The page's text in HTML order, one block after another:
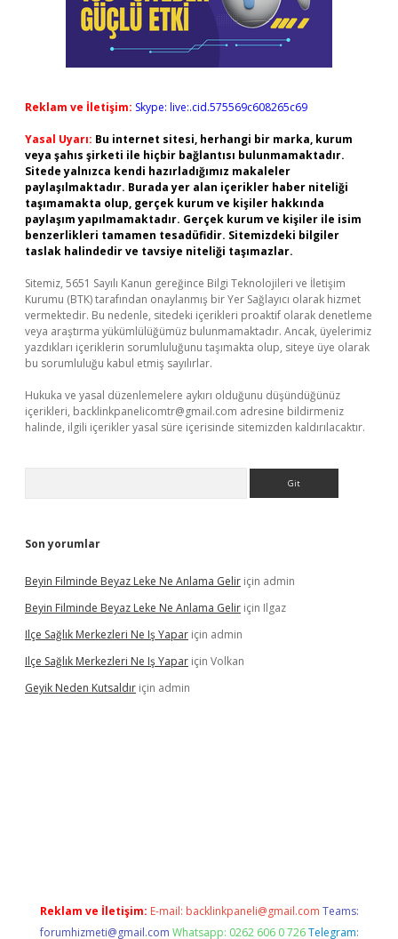
Reklam ve İletişim: Skype: live:.cid.575569c608265c69
Yasal Uyarı: Bu internet sitesi, herhangi bir marka, kurum
veya şahıs şirketi ile hiçbir bağlantısı bulunmamaktadır.
Sitede yalnızca kendi hazırladığımız makaleler
paylaşılmaktadır. Burada yer alan içerikler haber niteliği
taşımamakta olup, gerçek kurum ve kişiler hakkında
paylaşım yapılmamaktadır. Gerçek kurum ve kişiler ile isim
benzerlikleri tamamen tesadüfidir. Sitemizdeki bilgiler
taslak halindedir ve tavsiye niteliği taşımazlar.
Sitemiz, 5651 Sayılı Kanun gereğince Bilgi Teknolojileri ve İletişim
Kurumu (BTK) tarafından onaylanmış bir Yer Sağlayıcı olarak hizmet
vermektedir. Bu nedenle, sitedeki içerikleri proaktif olarak denetleme
veya araştırma yükümlülüğümüz bulunmamaktadır. Ancak, üyelerimiz
yazdıkları içeriklerin sorumluluğunu taşımakta olup, siteye üye olarak
bu sorumluluğu kabul etmiş sayılırlar.
Hukuka ve yasal düzenlemelere aykırı olduğunu düşündüğünüz
içerikleri, backlinkpanelicomtr@gmail.com adresine bildirmeniz
halinde, ilgili içerikler yasal süre içerisinde sitemizden kaldırılacaktır.
Son yorumlar
Beyin Filminde Beyaz Leke Ne Anlama Gelir için admin
Beyin Filminde Beyaz Leke Ne Anlama Gelir için Ilgaz
Ilçe Sağlık Merkezleri Ne Iş Yapar için admin
Ilçe Sağlık Merkezleri Ne Iş Yapar için Volkan
Geyik Neden Kutsaldır için admin
Reklam ve İletişim: E-mail: backlinkpaneli@gmail.com Teams:
forumhizmeti@gmail.com Whatsapp: 0262 606 0 726 Telegram: